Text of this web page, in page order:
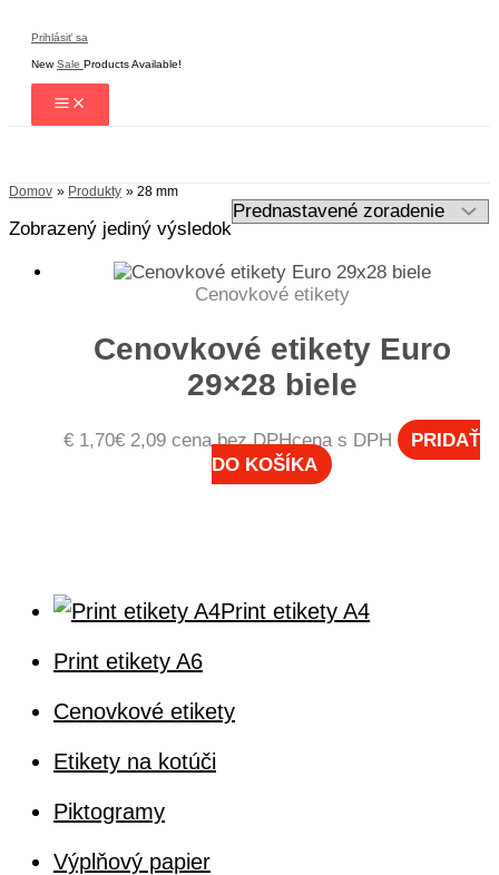
obsah
Prihlásiť sa
NewSale Products Available!
Print etikety A4
Print etikety A6
Cenovkové etikety
Etikety na kotúči
Piktogramy
Výplňový papier
Domov Produkty 28 mm
Zobrazený jediný výsledok
Cenovkové etikety
Cenovkové etikety Euro
29×28 biele
€1,70€2,09 cena bez DPHcena s DPH
PRIDAŤ
DO KOŠÍKA